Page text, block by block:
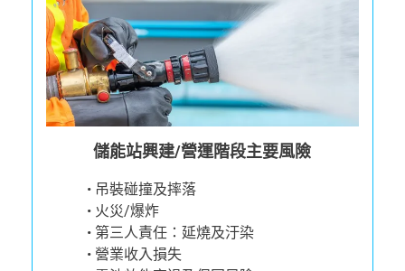
儲能站興建/營運階段主要風險
• 吊裝碰撞及摔落​
• 火災/爆炸​
• 第三人責任：延燒及汙染​
• 營業收入損失​